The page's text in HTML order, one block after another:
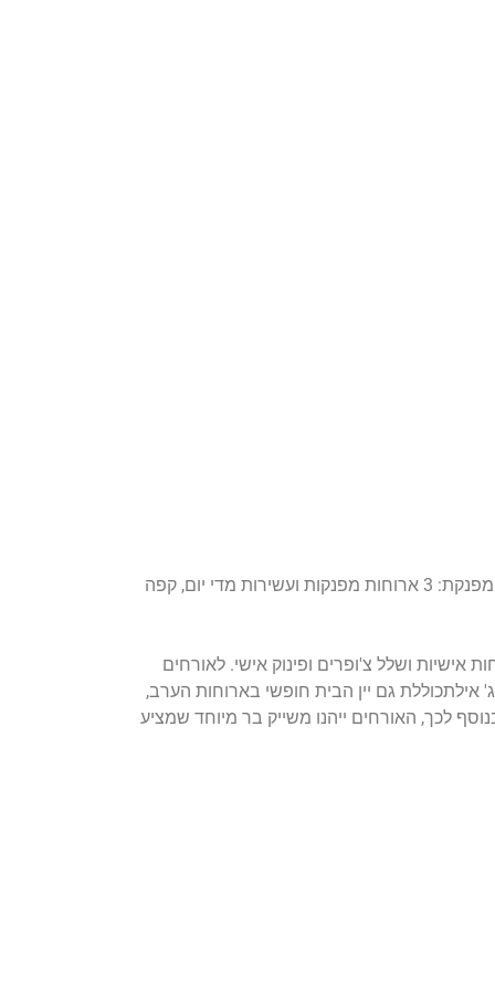
מלון לאונרדו פריוילג' אילת הכל כלול ממוקם במרחק דקות הליכה מחוף הים של אילת והטיילת ומציע חוויית נופש קולינרית מפנקת: 3 ארוחות מפנקות ועשירות מדי יום, קפה
אישיות ושלל צ'ופרים ופינוק אישי. לאורחים
אילתכוללת גם יין הבית חופשי בארוחות הערב,
משקאות קלים, חמים ואלכוהוליים, מאפים טריים, ומשקאות חריפים תוצרת חוץ (בין השעות 16:00-18:00). בנוסף לכך, האורחים ייהנו משייק בר מיוחד שמציע